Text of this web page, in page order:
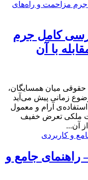
کامل جرم
با آن
میان همسایگان،
زمانی پیش می‌آید
آرام و معمول
ملکی تعرض خفیف
آن...
راهنمای جامع و